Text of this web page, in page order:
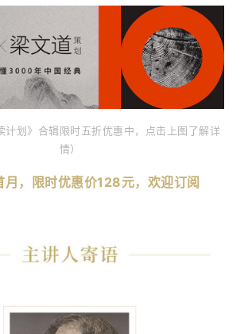
计划》合辑限时五折优惠中，点击上图了解详
情）
月，限时优惠价128元，欢迎订阅